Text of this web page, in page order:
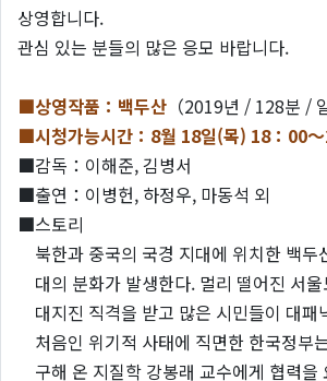
상영합니다.
관심 있는 분들의 많은 응모 바랍니다.
■상영작품：백두산 （2019년 / 128분 /
■시청가능시간：8월 18일(목) 18：00
■감독：이해준, 김병서
■출연：이병헌, 하정우, 마동석 외
■스토리
북한과 중국의 국경 지대에 위치한 백두
대의 분화가 발생한다. 멀리 떨어진 서
대지진 직격을 받고 많은 시민들이 대패
처음인 위기적 사태에 직면한 한국정부
구해 온 지질학 강봉래 교수에게 협력을